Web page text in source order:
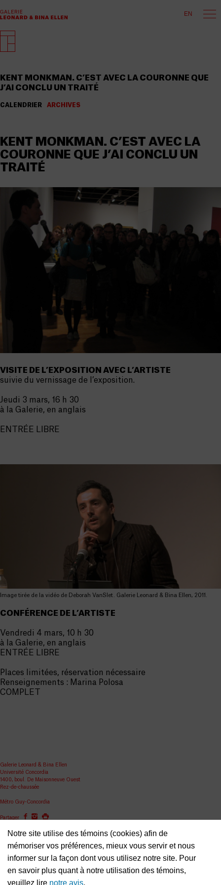
Notre site utilise des témoins (cookies) afin de
mémoriser vos préférences, mieux vous servir et nous
informer sur la façon dont vous utilisez notre site. Pour
en savoir plus quant à notre utilisation des témoins,
veuillez lire notre avis.
EN
KENT MONKMAN. C’EST AVEC LA COURONNE QUE
J’AI CONCLU UN TRAITÉ
CALENDRIER ARCHIVES
KENT MONKMAN. C’EST AVEC LA
COURONNE QUE J’AI CONCLU UN
TRAITÉ
VISITE DE L’EXPOSITION AVEC L’ARTISTE
suivie du vernissage de l’exposition.
Jeudi 3 mars, 16 h 30
à la Galerie, en anglais
ENTRÉE LIBRE
Image tirée de la vidéo de Deborah VanSlet. Galerie Leonard & Bina Ellen, 2011.
CONFÉRENCE DE L’ARTISTE
Vendredi 4 mars, 10 h 30
à la Galerie, en anglais
ENTRÉE LIBRE
Places limitées, réservation nécessaire
Renseignements : Marina Polosa
COMPLET
Galerie Leonard & Bina Ellen
Université Concordia
1400, boul. De Maisonneuve Ouest
Rez-de-chaussée
Métro Guy-Concordia
Partager
ellen.artgallery@concordia.ca